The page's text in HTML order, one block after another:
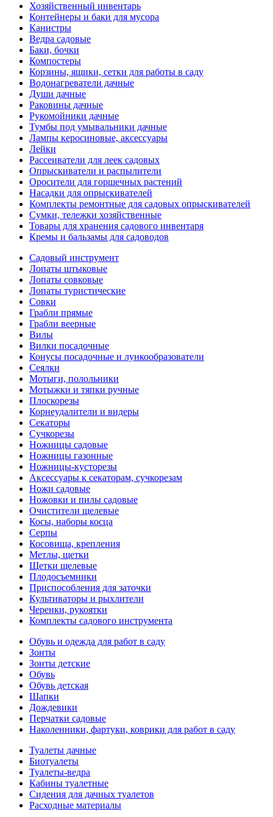
Хозяйственный инвентарь
Контейнеры и баки для мусора
Канистры
Ведра садовые
Баки, бочки
Компостеры
Корзины, ящики, сетки для работы в саду
Водонагреватели дачные
Души дачные
Раковины дачные
Рукомойники дачные
Тумбы под умывальники дачные
Лампы керосиновые, аксессуары
Лейки
Рассеиватели для леек садовых
Опрыскиватели и распылители
Оросители для горшечных растений
Насадки для опрыскивателей
Комплекты ремонтные для садовых опрыскивателей
Сумки, тележки хозяйственные
Товары для хранения садового инвентаря
Кремы и бальзамы для садоводов
Садовый инструмент
Лопаты штыковые
Лопаты совковые
Лопаты туристические
Совки
Грабли прямые
Грабли веерные
Вилы
Вилки посадочные
Конусы посадочные и лункообразователи
Сеялки
Мотыги, полольники
Мотыжки и тяпки ручные
Плоскорезы
Корнеудалители и видеры
Секаторы
Сучкорезы
Ножницы садовые
Ножницы газонные
Ножницы-кусторезы
Аксессуары к секаторам, сучкорезам
Ножи садовые
Ножовки и пилы садовые
Очистители щелевые
Косы, наборы косца
Серпы
Косовища, крепления
Метлы, щетки
Щетки щелевые
Плодосъемники
Приспособления для заточки
Культиваторы и рыхлители
Черенки, рукоятки
Комплекты садового инструмента
Обувь и одежда для работ в саду
Зонты
Зонты детские
Обувь
Обувь детская
Шапки
Дождевики
Перчатки садовые
Наколенники, фартуки, коврики для работ в саду
Туалеты дачные
Биотуалеты
Туалеты-ведра
Кабины туалетные
Сидения для дачных туалетов
Расходные материалы